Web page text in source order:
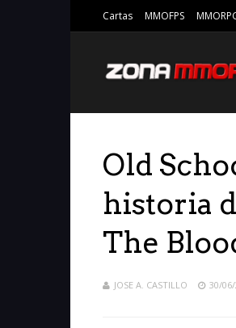
Cartas MMOFPS
Old
historia
The
JOSE A. CASTILLO 30/